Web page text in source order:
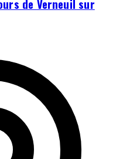
de Verneuil sur